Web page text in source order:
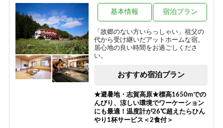
木戸池・平床 熊の湯・熊の湯ほたる温泉
横手山・渋峠
「故郷のない方いらっしゃい」祖父の
代から受け継いだアットホームな宿。
居心地の良い時間をお過ごしくださ
い。
基本情報 宿泊プラン
おすすめ宿泊プラン
★避暑地・志賀高原★標高1650mでの
んびり、涼しい環境でワーケーション
にも最適！温度計が26℃超えたらひん
やり1杯サービス＜2食付＞